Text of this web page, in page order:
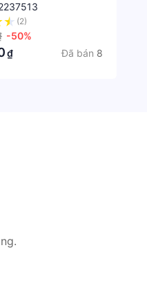
(2)
-50%
₫ Đã bán 8